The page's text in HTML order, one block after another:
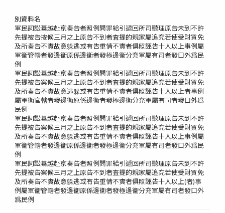
別資料名
軍民詞訟驀越赴京奏告者照例問罪給引遞回所司聽理原告未到不許
先提被告按候三月之上原告不到者査提的親家屬追究若使受財買免
及所奏告不實故意躲逃或有告重情不實者俱照誣告十人以上事例屬
軍衞管轄者發邊衞原係邊衞者發極邊衞分充軍屬有司者發口外爲民
例
軍民詞訟驀越赴京奏告者照例問罪給引遞回所司聽理原告未到不許
先提被告案候三月之上原告不到者査提的親家屬追究若使受財買免
及所奏告不實故意逃躲或有告重情不實者俱照誣告十人以上者事例
屬軍衞官轄者發邊衞原係邊衞者發極邊衞分充軍屬有司者發口外爲
民例
軍民詞訟驀越赴京奏告者照例問罪給引遞回所司聽理原告未到不許
先提被告案候三月之上原告不到者査提的親家屬追究若使受財買免
及所奏告不實故意躲逃或有告重情不實者俱照誣告十人以上事例屬
軍衞管轄者發邊衞原係邊衞者發極邊衞分充軍屬有司者發口外爲民
例
軍民詞訟驀越赴京奏告者照例問罪給引遞回所司聽理原告未到不許
先提被告案候三月之上原告不到者査提的親家屬追究若使受財買免
及所奏告不實故意躲逃或有告重情不實者俱照誣告十人以上(者)事
例屬軍衞管轄者發邊衞原係邊衞者發極邊衞分充軍屬有司者發口外
爲民例